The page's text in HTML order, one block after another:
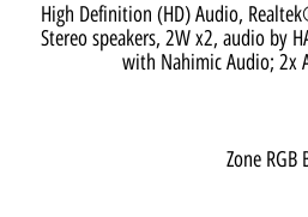
High Definition (HD) Audio,
Stereo speakers, 2W x2, audio by
with Nahimic Audio; 2x